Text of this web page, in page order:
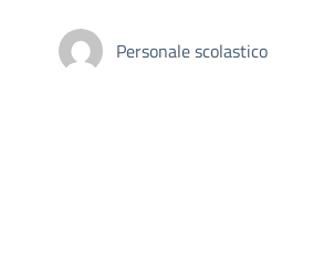
Personale scolastico